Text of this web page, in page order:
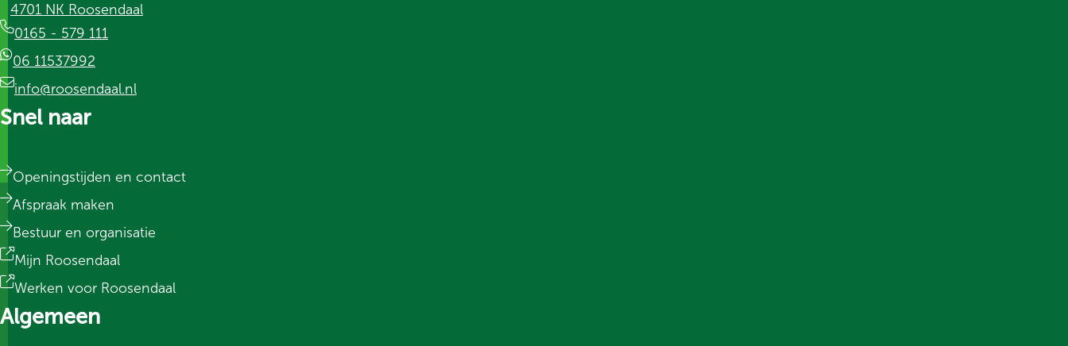
4701 NK Roosendaal
0165 - 579 111
06 11537992
info@roosendaal.nl
Snel naar
Openingstijden en contact
Afspraak maken
Bestuur en organisatie
Mijn Roosendaal
Werken voor Roosendaal
Algemeen